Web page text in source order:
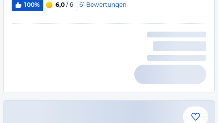
100% 6,0 / 6 61 Bewertungen